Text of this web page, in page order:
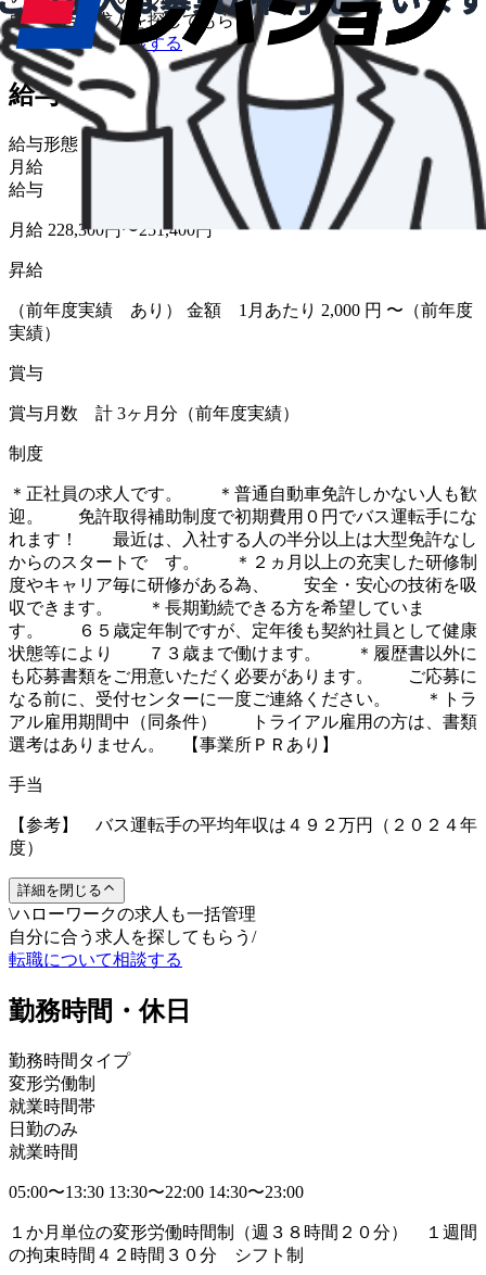
自分に合う求人を探してもらう /
転職について相談する
給与・福利厚生
給与形態
月給
給与
月給 228,300円〜251,400円
昇給
（前年度実績 あり） 金額 1月あたり 2,000 円 〜（前年度
実績）
賞与
賞与月数 計 3ヶ月分（前年度実績）
制度
＊正社員の求人です。 ＊普通自動車免許しかない人も歓
迎。 免許取得補助制度で初期費用０円でバス運転手にな
れます！ 最近は、入社する人の半分以上は大型免許なし
からのスタートで す。 ＊２ヵ月以上の充実した研修制
度やキャリア毎に研修がある為、 安全・安心の技術を吸
収できます。 ＊長期勤続できる方を希望していま
す。 ６５歳定年制ですが、定年後も契約社員として健康
状態等により ７３歳まで働けます。 ＊履歴書以外に
も応募書類をご用意いただく必要があります。 ご応募に
なる前に、受付センターに一度ご連絡ください。 ＊トラ
アル雇用期間中（同条件） トライアル雇用の方は、書類
選考はありません。 【事業所ＰＲあり】
手当
【参考】 バス運転手の平均年収は４９２万円（２０２４年
度）
詳細を閉じる
\ハローワークの求人も一括管理
自分に合う求人を探してもらう /
転職について相談する
勤務時間・休日
勤務時間タイプ
変形労働制
就業時間帯
日勤のみ
就業時間
05:00〜13:30 13:30〜22:00 14:30〜23:00
１か月単位の変形労働時間制（週３８時間２０分） １週間
の拘束時間４２時間３０分 シフト制